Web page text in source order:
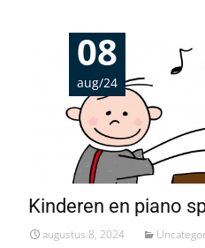
08
aug/24
Kinderen en piano
augustus 8, 2024